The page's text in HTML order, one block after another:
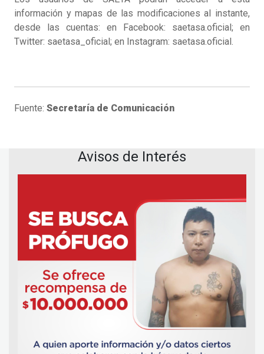
información y mapas de las modificaciones al instante,
desde las cuentas: en Facebook: saetasa.oficial; en
Twitter: saetasa_oficial; en Instagram: saetasa.oficial.
Fuente: Secretaría de Comunicación
Avisos de Interés